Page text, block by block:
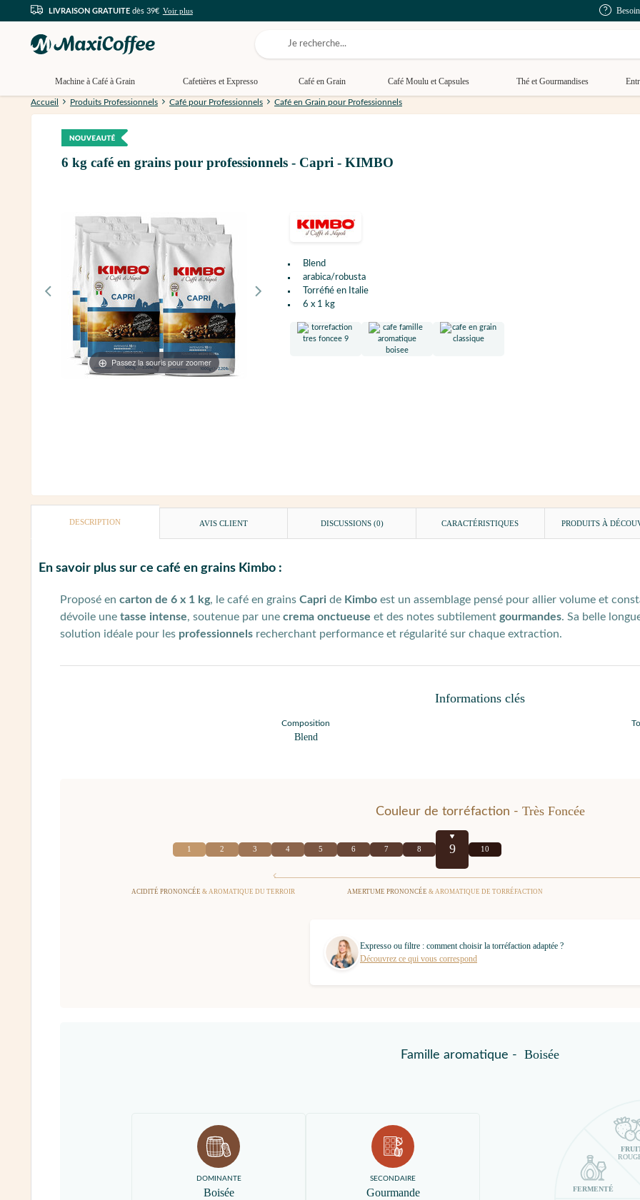
LIVRAISON GRATUITE dès 39€ Voir plus
Machine à Café à Grain Cafetières et Expresso Café en Grain Café Moulu et Capsules Thé et Gourmandises
Accueil Produits Professionnels Café pour Professionnels Café en Grain pour Professionnels
6 kg café en grains pour professionnels - Capri - KIMBO
Passez la souris pour zoomer
Blend
arabica/robusta
Torréfié en Italie
6 x 1 kg
DESCRIPTION AVIS CLIENT DISCUSSIONS (0) CARACTÉRISTIQUES PRODUITS À
En savoir plus sur ce café en grains Kimbo :
Proposé en carton de 6 x 1 kg, le café en grains Capri de Kimbo est un assemblage pensé pour allier volume et
dévoile une tasse intense, soutenue par une crema onctueuse et des notes subtilement gourmandes. Sa belle
solution idéale pour les professionnels recherchant performance et régularité sur chaque extraction.
Informations clés
Composition
Blend
Couleur de torréfaction - Très Foncée
1 2 3 4 5 6 7 8 9 10
ACIDITÉ PRONONCÉE & AROMATIQUE DU TERROIR AMERTUME PRONONCÉE & AROMATIQUE DE TORRÉFACTION
Expresso ou filtre : comment choisir la torréfaction adaptée ?
Découvrez ce qui vous correspond
Famille aromatique - Boisée
DOMINANTE
Boisée
SECONDAIRE
Gourmande FERMENTÉ